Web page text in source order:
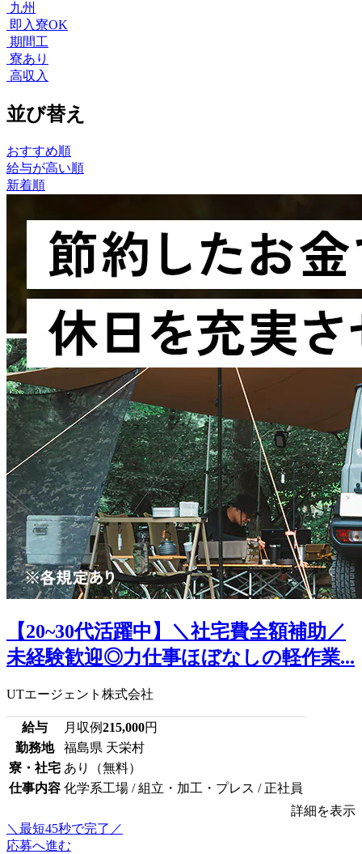
九州
即入寮OK
期間工
寮あり
高収入
並び替え
おすすめ順
給与が高い順
新着順
【20~30代活躍中】＼社宅費全額補助／
未経験歓迎◎力仕事ほぼなしの軽作業...
UTエージェント株式会社
給与 月収例215,000円
勤務地
福島県 天栄村
寮・社宅 あり（無料）
仕事内容 化学系工場 / 組立・加工・プレス / 正社員
詳細を表示
＼最短45秒で完了／
応募へ進む